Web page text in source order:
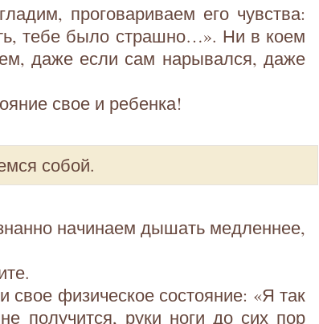
проговариваем его чувства:
тебе было страшно…». Ни в коем
даже если сам нарывался, даже
свое и ребенка!
собой.
начинаем дышать медленнее,
свое физическое состояние: «Я так
получится, руки ноги до сих пор